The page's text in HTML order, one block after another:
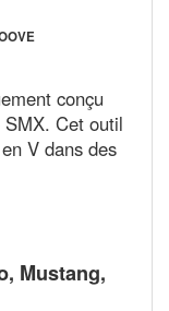
conçu
Cet outil
V dans des
Mustang,